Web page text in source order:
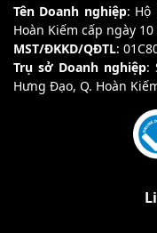
Tên Doanh nghiệp: Hộ
Hoàn Kiếm cấp ngày
MST/ĐKKD/QĐTL:
Trụ sở Doanh nghiệp:
Hưng Đạo, Q. Hoàn